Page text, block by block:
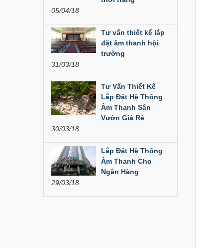
Cục đẩy công suất
Liên hệ
Dàn âm thanh hội
200,000,000 đ
Bàn Mixer
Allen&Heath...
Bàn Mixer
Allen&Heath...
05/04/18
Tư vấn thiết kế lắp
đặt âm thanh hội
trường
31/03/18
Tư Vấn Thiết Kế
Lắp Đặt Hệ Thống
Âm Thanh Sân
Vườn Giá Rẻ
30/03/18
Lắp Đặt Hệ Thống
Âm Thanh Cho
Ngân Hàng
29/03/18